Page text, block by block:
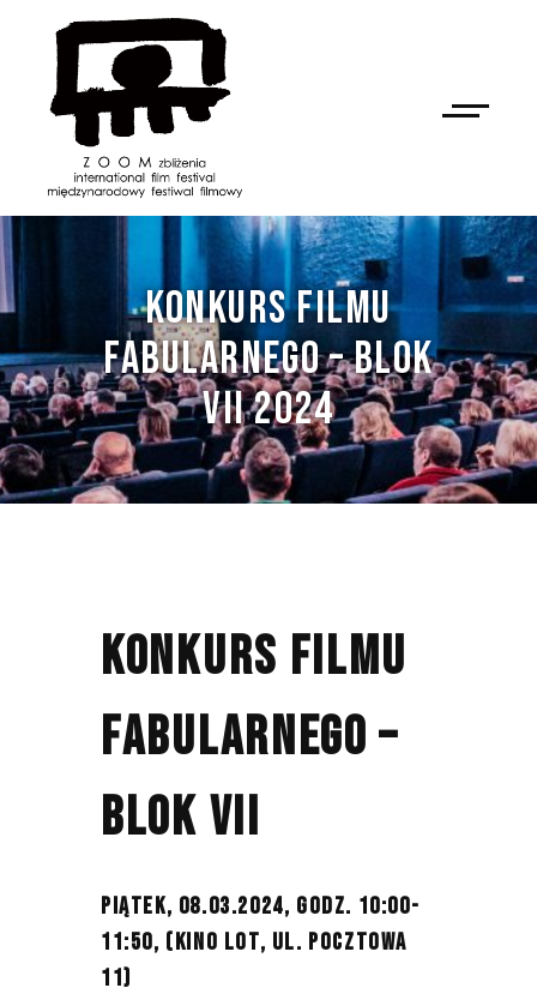
KONKURS FILMU
FABULARNEGO – BLOK
VII 2024
NAN
KONKURS FILMU
FABULARNEGO –
BLOK VII
PIĄTEK, 08.03.2024, GODZ. 10:00-
11:50, (KINO LOT, UL. POCZTOWA
11)